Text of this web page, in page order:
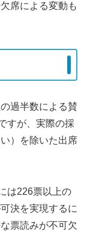
席による変動も
過半数による賛
すが、実際の採
）を除いた出席
は226票以上の
決を実現するに
票読みが不可欠